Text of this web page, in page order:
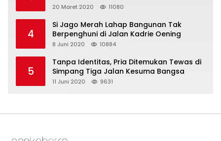
20 Maret 2020 11080
4
Si Jago Merah Lahap Bangunan Tak
Berpenghuni di Jalan Kadrie Oening
8 Juni 2020 10884
5
Tanpa Identitas, Pria Ditemukan Tewas di
Simpang Tiga Jalan Kesuma Bangsa
11 Juni 2020 9631